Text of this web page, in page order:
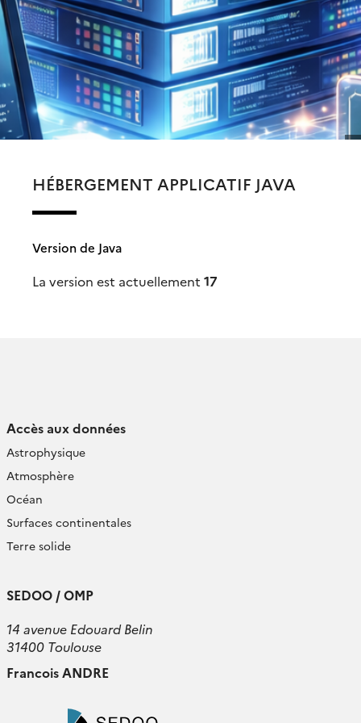
HÉBERGEMENT APPLICATIF JAVA
Version de Java
La version est actuellement 17
Accès aux données
Astrophysique
Atmosphère
Océan
Surfaces continentales
Terre solide
SEDOO / OMP
14 avenue Edouard Belin
31400 Toulouse
Francois ANDRE